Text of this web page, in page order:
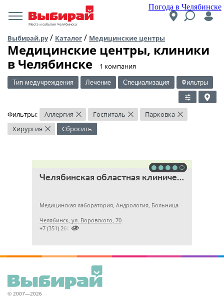
Погода в Челябинске
Места и события Челябинска
Выбирай.ру/ Каталог / Медицинские центры
Медицинские центры, клиники
в Челябинске
​1 компания
Тип медучреждения Лечение Специализация Фильтры
Фильтры: Аллергия × Госпиталь × Парковка ×
Хирургия × Сбросить
Челябинская областная клиническая больница
Медицинская лаборатория, Андрология, Больница
Челябинск, ул. Воровского, 70

+7 (351) 2609824
© 2007—2026